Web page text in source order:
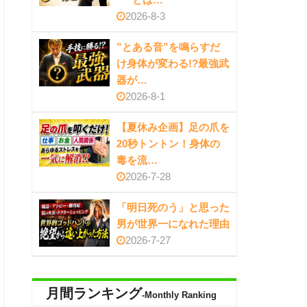
2026-8-3
”とある音”を鳴らすだ
け身体が変わる!?最強武
器が…
2026-8-1
【夏休み企画】足の爪を
20秒トントン！身体の
毒を流…
2026-7-28
「明日死のう」と思った
男が世界一になれた理由
2026-7-27
月間ランキング-Monthly Ranking